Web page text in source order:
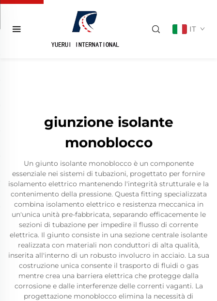
IT
giunzione isolante
monoblocco
Un giunto isolante monoblocco è un componente
essenziale nei sistemi di tubazioni, progettato per fornire
isolamento elettrico mantenendo l'integrità strutturale e la
contenimento della pressione. Questa fitting specializzata
combina isolamento elettrico e resistenza meccanica in
un'unica unità pre-fabbricata, separando efficacemente le
sezioni di tubazione per impedire il flusso di corrente
elettrica. Il giunto consiste in una sezione centrale isolante
realizzata con materiali non conduttori di alta qualità,
inserita all'interno di un robusto involucro in acciaio. La sua
costruzione unica consente il trasporto di fluidi o gas
mentre crea una barriera elettrica che protegge dalla
corrosione e dalle interferenze delle correnti vaganti. La
progettazione monoblocco elimina la necessità di